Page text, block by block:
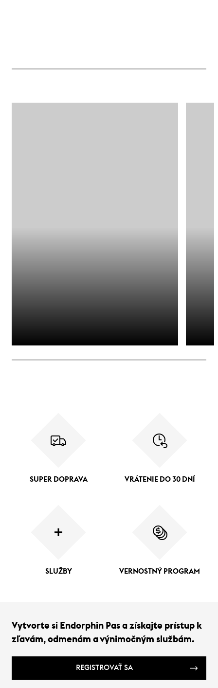
SUPER DOPRAVA VRÁTENIE DO 30 DNÍ
SLUŽBY VERNOSTNÝ PROGRAM
Vytvorte si Endorphin Pas a získajte prístup k
zľavám, odmenám a výnimočným službám.
REGISTROVAŤ SA